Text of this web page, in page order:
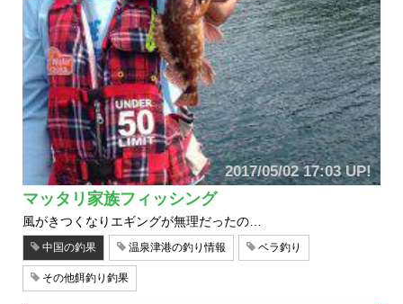
2017/05/02 17:03 UP!
マッタリ家族フィッシング
風がきつくなりエギングが無理だったの…
中国の釣果 温泉津港の釣り情報 ベラ釣り
その他餌釣り釣果